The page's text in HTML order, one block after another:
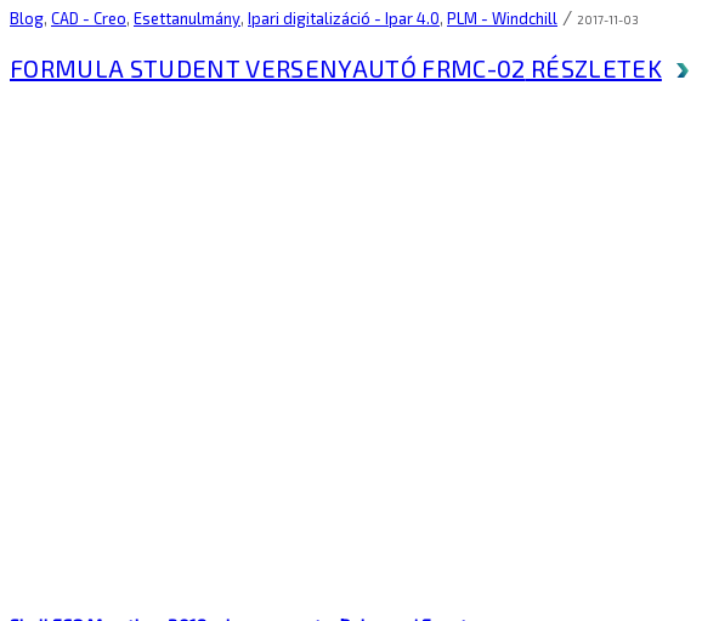
Blog, CAD - Creo, Esettanulmány, Ipari digitalizáció - Ipar 4.0, PLM - Windchill / 2017-11-03
FORMULA STUDENT VERSENYAUTÓ FRMC-02 RÉSZLETEK